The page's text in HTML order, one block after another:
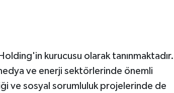
kurucusu olarak tanınmaktadır.
ve enerji sektörlerinde önemli
ve sosyal sorumluluk projelerinde de